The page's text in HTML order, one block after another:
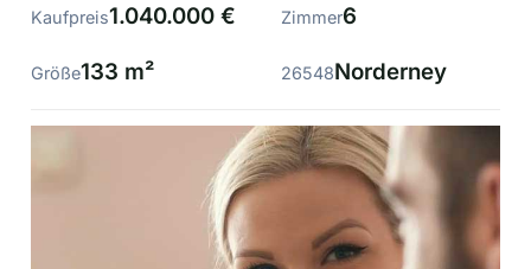
Kaufpreis1.040.000 € Zimmer6
Größe133 m² 26548Norderney